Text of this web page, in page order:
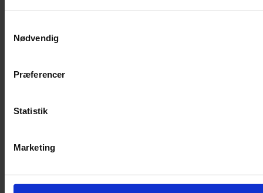
Nødvendig
Præferencer
Statistik
Marketing
Bark